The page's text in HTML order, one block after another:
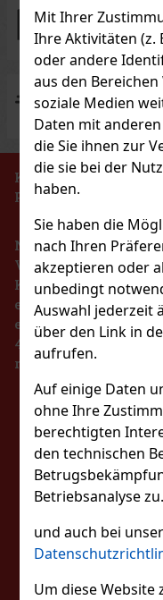
Mit Ihrer
Ihre Aktivitäten (z.
oder andere
aus den
soziale Medien
Daten mit
die Sie ihnen zur
die sie bei der
haben.
Sie haben die
nach Ihren
akzeptieren oder
unbedingt
Auswahl jederzeit
über den Link in
aufrufen.
Auf einige Daten
ohne Ihre
berechtigten
den technischen
Betriebsanalyse zu.
und auch bei
Um diese Website
100% Ware auf
Kostenloser
KEIN VERKAUF VON
PERSONEN UNTER
Nach dem Gesetz
Verkäufen ist der
Käufer eine
er verpflichtet, die
eines technischen
48 Stunden online
registrieren.
UNS